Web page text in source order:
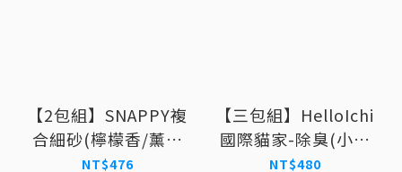
【2包組】SNAPPY複
合細砂(檸檬香/薰衣
草/BABY香/無香抗
NT$476
【三包組】HelloIchi
國際貓家-除臭(小球
砂) 10L
NT$480